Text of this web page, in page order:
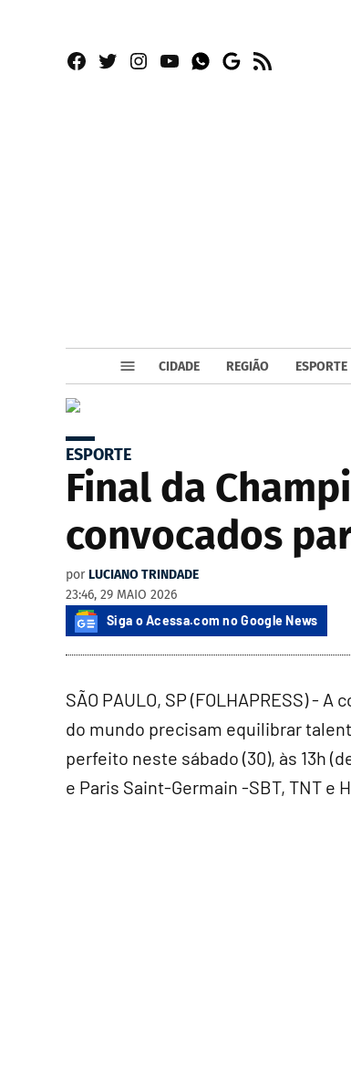
Facebook
TwitterInstagram
YouTubeWhatsapp
Google
RSS
CIDADE REGIÃO ESPORTE
ESPORTE
Final da
convocados
por LUCIANO TRINDADE
23:46, 29 MAIO 2026
Siga o Acessa.com no Google News
SÃO PAULO, SP (FOLHAPRESS) -
do mundo precisam equilibrar
perfeito neste sábado (30), às 13h
e Paris Saint-Germain -SBT, TNT e